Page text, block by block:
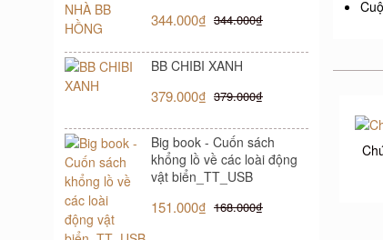
344.000₫ 344.000₫
BB CHIBI XANH
379.000₫ 379.000₫
Big book - Cuốn sách
khổng lồ về các loài động
vật biển_TT_USB
151.000₫ 168.000₫